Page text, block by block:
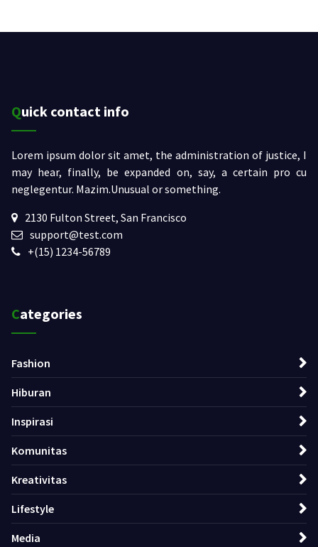
Quick contact info
Lorem ipsum dolor sit amet, the administration of justice, I
may hear, finally, be expanded on, say, a certain pro cu
neglegentur. Mazim.Unusual or something.
2130 Fulton Street, San Francisco
support@test.com
+(15) 1234-56789
Categories
Fashion
Hiburan
Inspirasi
Komunitas
Kreativitas
Lifestyle
Media